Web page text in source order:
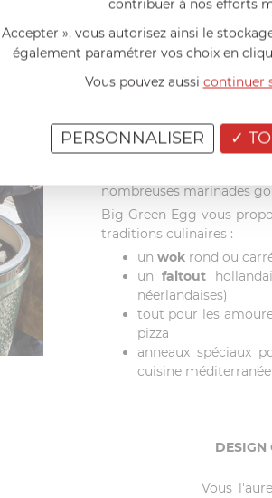
(l'arbre à noix de pécan).
AMÉRICAIN MAIS PAS
Bien sûr Big Green Egg
vous permettront de
épis de maïs... Vous
nombreuses marinades
Big Green Egg vous
traditions culinaires :
un wok rond ou
unfaitout
néerlandaises)
tout pour les
pizza
anneaux spéciaux
cuisine
DESIGN
Vous
contribuer à nos efforts
», vous autorisez ainsi le
également paramétrer vos choix en
Vous pouvez aussi continuer
PERSONNALISER